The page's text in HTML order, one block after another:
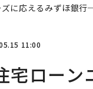
ズに応えるみずほ銀
11:00
宅ロー